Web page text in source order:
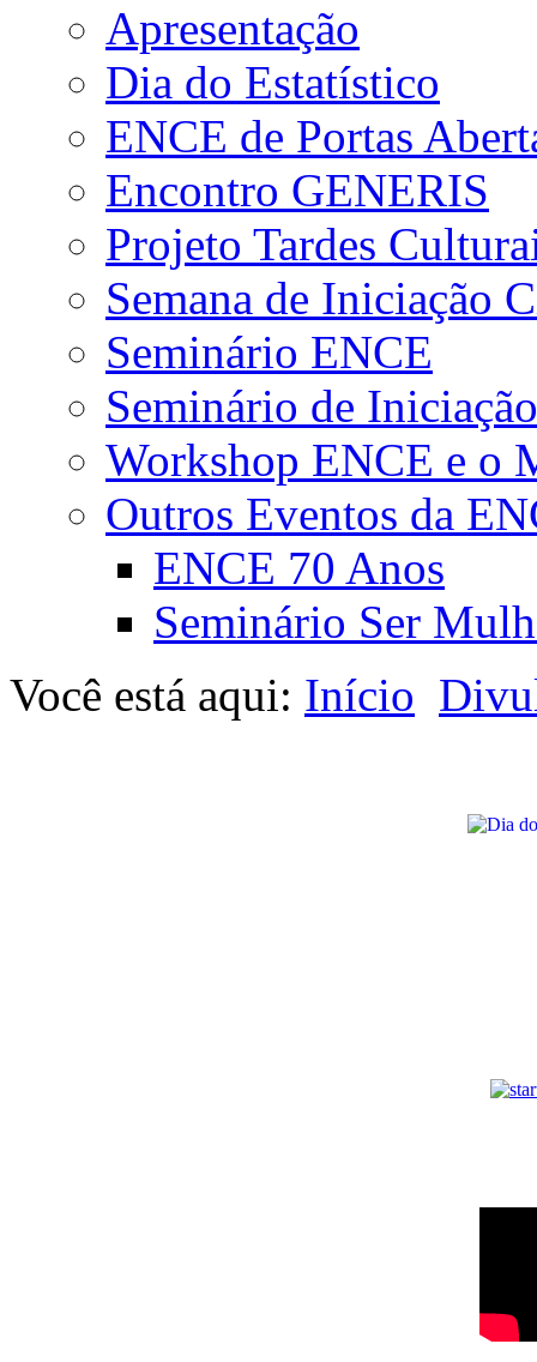
Apresentação
Dia do Estatístico
ENCE de Portas
Encontro GENERIS
Projeto Tardes
Semana de Iniciação
Seminário ENCE
Seminário de
Workshop ENCE e o
Outros Eventos da
ENCE 70 Anos
Seminário Ser
Você está aqui: Início